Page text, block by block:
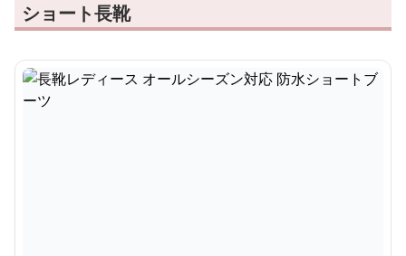
ショート長靴